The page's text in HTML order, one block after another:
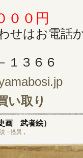
０円
せはお電話
１３６６
い取り
画 武者絵）
・怪異 ，